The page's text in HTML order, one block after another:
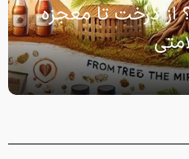
درخت تا معجزه